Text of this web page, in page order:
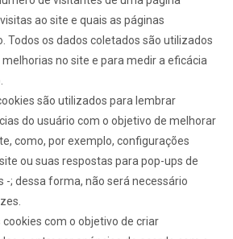
ao site e quais as páginas
Todos os dados coletados são utilizados
no site e para medir a eficácia
são utilizados para lembrar
do usuário com o objetivo de melhorar
como, por exemplo, configurações
ou suas respostas para pop-ups de
-; dessa forma, não será necessário
com o objetivo de criar